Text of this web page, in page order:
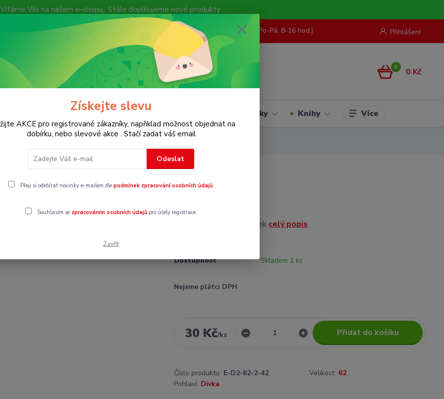
Vítáme Vás na našem e-shopu,. Stále doplňujeme nové produkty.
Přihlášení
Hledat
Nevíte si rady? Zavolejte. + 420 773 967 062 (Po-Pá, 8-16 hod.)
0 0 Kč
Dětské Dámské Hračky Knihy Více
overaly
II. jakost - sepraný obrázek celý popis
Dostupnost Skladem 1 ks
Nejsme plátci DPH
30 Kč/ks Přidat do košíku
Číslo produktu: E-D2-62-2-42 Velikost: 62
Pohlaví: Dívka
Získejte slevu
AKCE pro registrované zákazníky, napřiklad možnost objednat na
dobírku, nebo slevové akce . Stačí zadat váš email
Odeslat
Přeji si odebírat novinky e-mailem dle podmínek zpracování osobních údajů.
Souhlasím se zpracováním osobních údajůpro účely registrace.
Zavřít